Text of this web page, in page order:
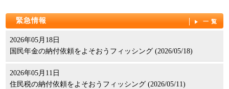
緊急情報 一覧
2026年05月18日
国民年金の納付依頼をよそおうフィッシング (2026/05/18)
2026年05月11日
住民税の納付依頼をよそおうフィッシング (2026/05/11)